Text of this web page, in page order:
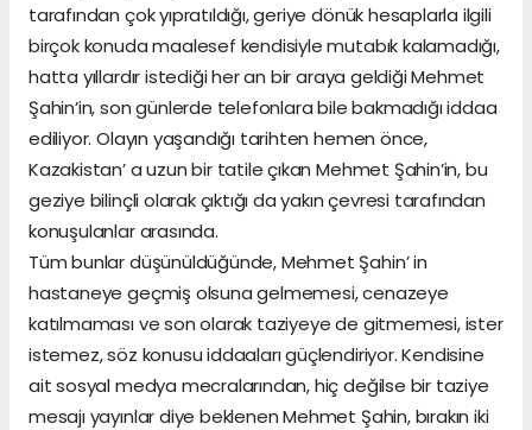
tarafından çok yıpratıldığı, geriye dönük hesaplarla ilgili
birçok konuda maalesef kendisiyle mutabık kalamadığı,
hatta yıllardır istediği her an bir araya geldiği Mehmet
Şahin’in, son günlerde telefonlara bile bakmadığı iddaa
ediliyor. Olayın yaşandığı tarihten hemen önce,
Kazakistan’ a uzun bir tatile çıkan Mehmet Şahin’in, bu
geziye bilinçli olarak çıktığı da yakın çevresi tarafından
konuşulanlar arasında.
Tüm bunlar düşünüldüğünde, Mehmet Şahin’ in
hastaneye geçmiş olsuna gelmemesi, cenazeye
katılmaması ve son olarak taziyeye de gitmemesi, ister
istemez, söz konusu iddaaları güçlendiriyor. Kendisine
ait sosyal medya mecralarından, hiç değilse bir taziye
mesajı yayınlar diye beklenen Mehmet Şahin, bırakın iki